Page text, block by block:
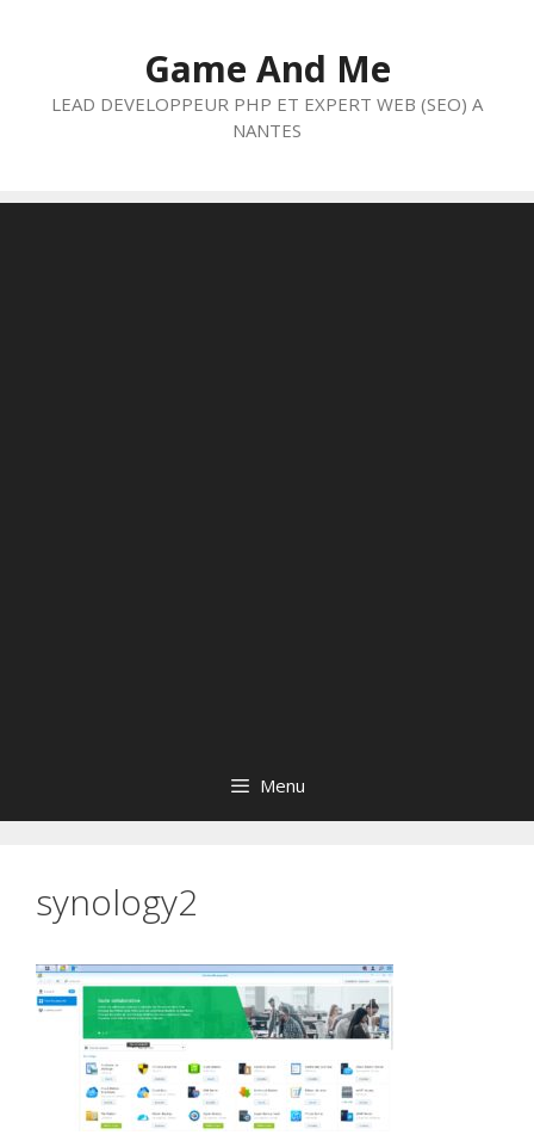
Game And Me
LEAD DEVELOPPEUR PHP ET EXPERT WEB (SEO) A
NANTES
Menu
synology2